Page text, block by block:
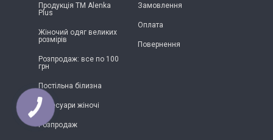
Продукція ТМ Alenka
Plus
Жіночий одяг великих
розмірів
Розпродаж: все по 100
грн
Постільна білизна
Аксесуари жіночі
Розпродаж
Замовлення
Оплата
Повернення
КНОПКА
ЗВ'ЯЗКУ